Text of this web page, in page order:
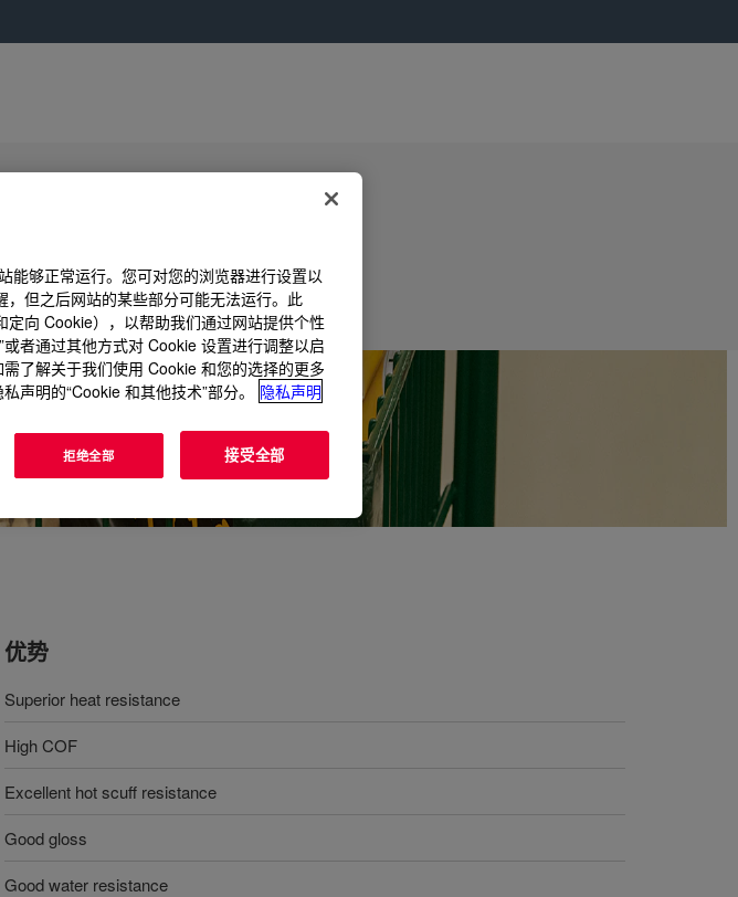
优势
Superior heat resistance
High COF
Excellent hot scuff resistance
Good gloss
Good water resistance
能够正常运行。您可对您的浏览器进行设置以
但之后网站的某些部分可能无法运行。此
向 Cookie），以帮助我们通过网站提供个性
者通过其他方式对 Cookie 设置进行调整以启
了解关于我们使用 Cookie 和您的选择的更多
声明的“Cookie 和其他技术”部分。
隐私声明
拒绝全部 接受全部